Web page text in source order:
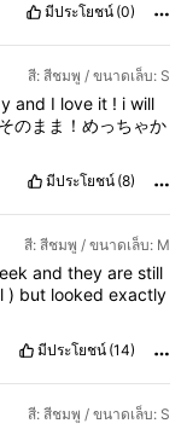
มีประโยชน์ (0)
สี: สีชมพู / ขนาดเล็บ: S
and I love it ! i will
のまま！めっちゃか
มีประโยชน์ (8)
สี: สีชมพู / ขนาดเล็บ: M
and they are still
) but lookedexactly
มีประโยชน์ (14)
สี: สีชมพู / ขนาดเล็บ: S